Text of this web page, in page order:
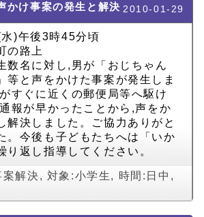
かけ事案の発生と解決 2010-01-29
水)午後3時45分頃
の路上
数名に対し,男が「おじちゃん
等と声をかけた事案が発生しま
すぐに近くの郵便局等へ駆け
報が早かったことから,声をか
解決しました。ご協力ありがと
。今後も子どもたちへは「いか
り返し指導してください。
案解決, 対象:小学生, 時間:日中 ,